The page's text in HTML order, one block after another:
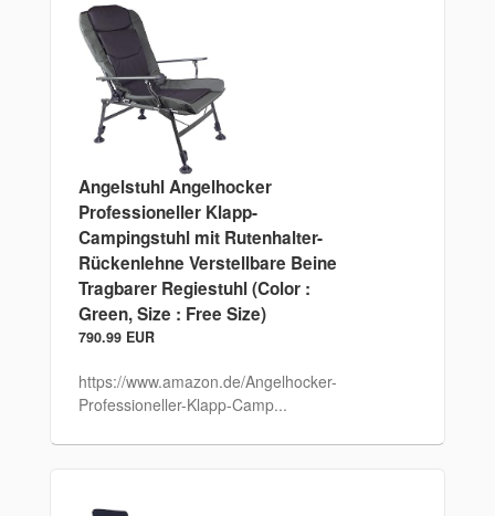
Angelstuhl Angelhocker
Professioneller Klapp-
Campingstuhl mit Rutenhalter-
Rückenlehne Verstellbare Beine
Tragbarer Regiestuhl (Color :
Green, Size : Free Size)
790.99 EUR
https://www.amazon.de/Angelhocker-
Professioneller-Klapp-Camp...